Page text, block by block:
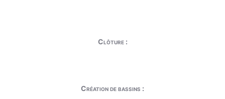
Clôture :
Création de bassins :